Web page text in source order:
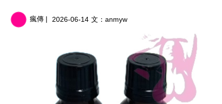
瘋傳 | 2026-06-14 文： anmyw